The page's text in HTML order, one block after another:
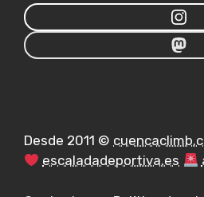
Desde 2011 ©
escaladadeportiva.es